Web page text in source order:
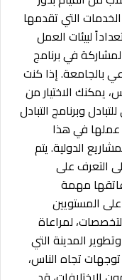
التي تقدمها
لبيئات العمل
في برنامج
بالجامعة. إذا كنت
يمكنك الاختيار من
للتبادل وبرنامج التبادل
عملها في هذا
الدولية. يتم
التعرف على
مهمة
المستويين
لمراعاة
المدينة التي
تجاه الناس،